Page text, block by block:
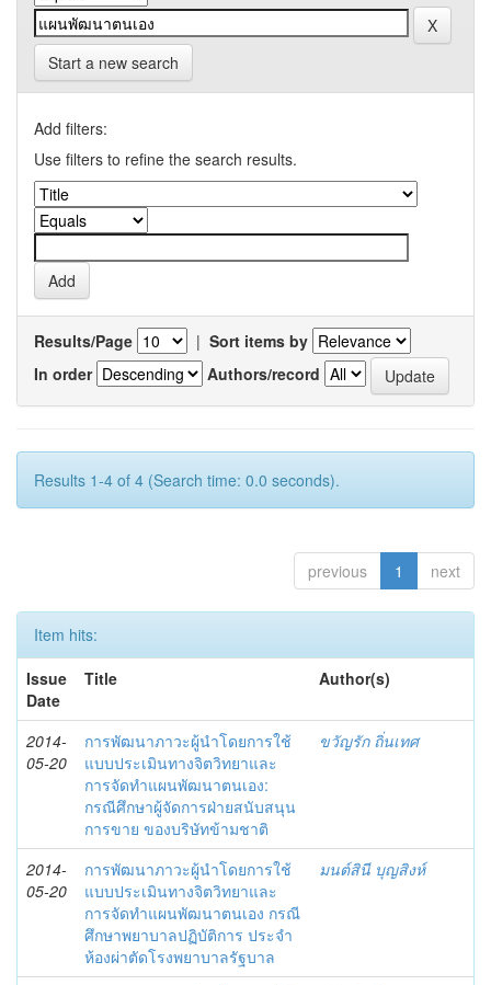
Start a new search
Add filters:
Use filters to refine the search results.
Results/Page | Sort items by
In order
Authors/record
Results 1-4 of 4 (Search time: 0.0 seconds).
previous 1 next
Item hits:
Issue
Date
Title Author(s)
2014-
05-20
การพัฒนาภาวะผู้นำโดยการใช้
แบบประเมินทางจิตวิทยาและ
การจัดทำแผนพัฒนาตนเอง:
กรณีศึกษาผู้จัดการฝ่ายสนับสนุน
การขาย ของบริษัทข้ามชาติ
ขวัญรัก ถิ่นเทศ
2014-
05-20
การพัฒนาภาวะผู้นำโดยการใช้
แบบประเมินทางจิตวิทยาและ
การจัดทำแผนพัฒนาตนเอง กรณี
ศึกษาพยาบาลปฏิบัติการ ประจำ
ห้องผ่าตัดโรงพยาบาลรัฐบาล
มนต์สินี บุญสิงห์